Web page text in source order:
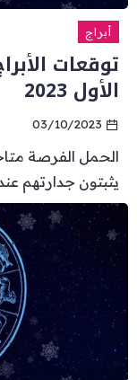
أبراج
الأول 2023
03/10/2023
الحمل الفرصة
يثبتون جدارتهم